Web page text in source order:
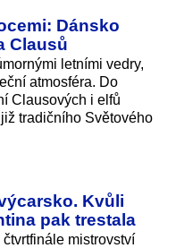
Dánsko
Clausů
letními vedry,
atmosféra. Do
Clausových i elfů
tradičního Světového
Kvůli
pak trestala
mistrovství